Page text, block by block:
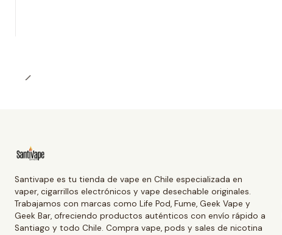
Santivape es tu tienda de vape en Chile especializada en
vaper, cigarrillos electrónicos y vape desechable originales.
Trabajamos con marcas como Life Pod, Fume, Geek Vape y
Geek Bar, ofreciendo productos auténticos con envío rápido a
Santiago y todo Chile. Compra vape, pods y sales de nicotina